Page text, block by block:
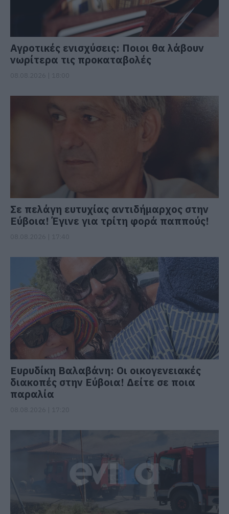
Αγροτικές ενισχύσεις: Ποιοι θα λάβουν
νωρίτερα τις προκαταβολές
Σε πελάγη ευτυχίας αντιδήμαρχος στην
Εύβοια! Έγινε για τρίτη φορά παππούς!
Ευρυδίκη Βαλαβάνη: Οι οικογενειακές
διακοπές στην Εύβοια! Δείτε σε ποια
παραλία